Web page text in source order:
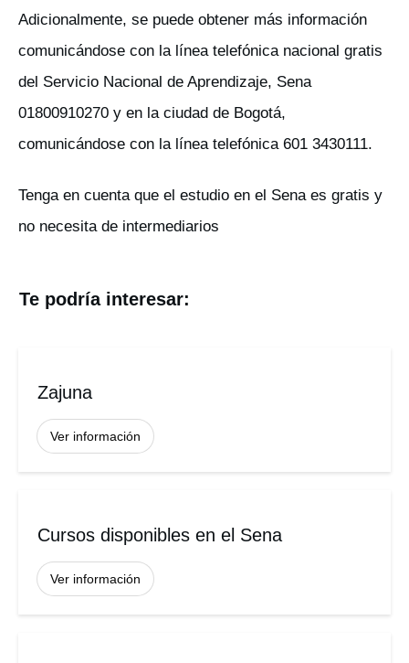
Adicionalmente, se puede obtener más información
comunicándose con la línea telefónica nacional gratis
del Servicio Nacional de Aprendizaje, Sena
01800910270 y en la ciudad de Bogotá,
comunicándose con la línea telefónica 601 3430111.
Tenga en cuenta que el estudio en el Sena es gratis y
no necesita de intermediarios
Te podría interesar:
Zajuna
Ver información
Cursos disponibles en el Sena
Ver información